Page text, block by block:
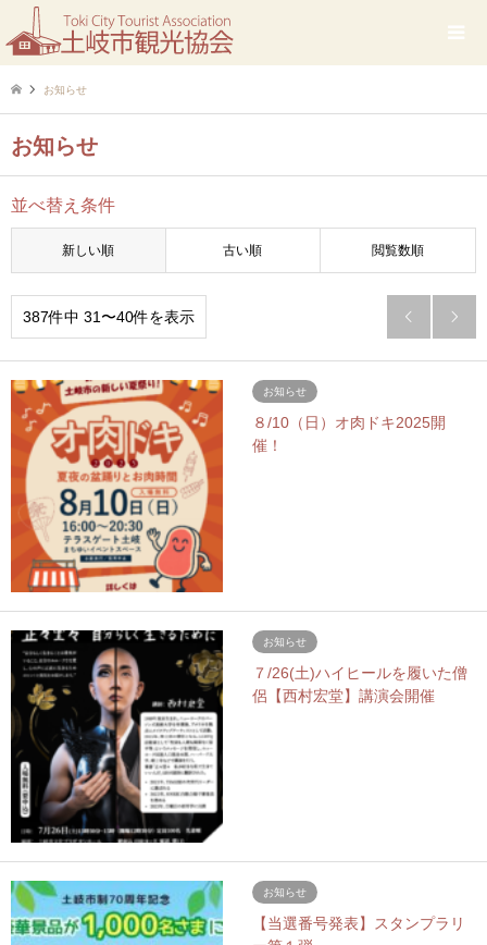
お知らせ
お知らせ
並べ替え条件
新しい順 古い順 閲覧数順
387件中 31〜40件を表示  
お知らせ
８/10（日）オ肉ドキ2025開
催！
お知らせ
７/26(土)ハイヒールを履いた僧
侶【西村宏堂】講演会開催
お知らせ
【当選番号発表】スタンプラリ